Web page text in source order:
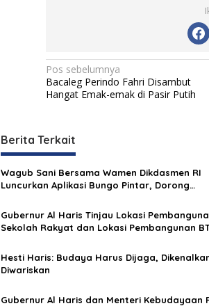
N
a
g
a
s
i
p
s
Pos sebelumnya
Bacaleg Perindo Fahri Disambut
Hangat Emak-emak di Pasir Putih
Berita Terkait
Wagub Sani Bersama Wamen Dikdasmen RI
Luncurkan Aplikasi Bungo Pintar, Dorong
Gubernur Al Haris Tinjau Lokasi
Sekolah Rakyat dan Lokasi Pembangunan
Hesti Haris: Budaya Harus Dijaga,
Diwariskan
Gubernur Al Haris dan Menteri Kebudayaan